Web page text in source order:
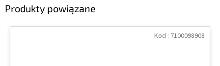
Produkty powiązane
Kod : 7100098908